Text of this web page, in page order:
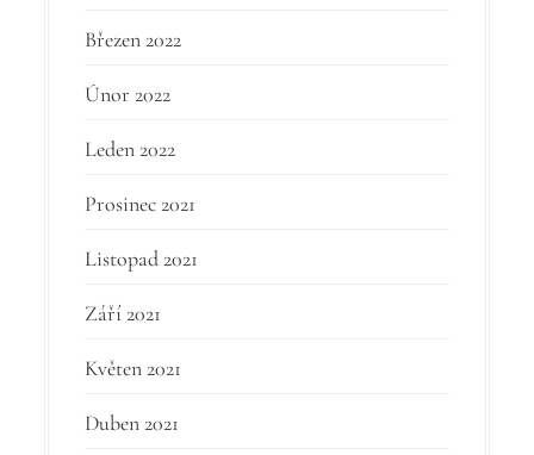
Březen 2022
Únor 2022
Leden 2022
Prosinec 2021
Listopad 2021
Září 2021
Květen 2021
Duben 2021